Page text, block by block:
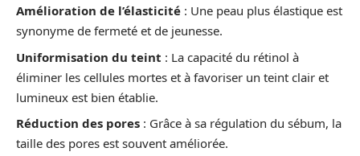
Amélioration de l’élasticité : Une peau plus élastique est
synonyme de fermeté et de jeunesse.
Uniformisation du teint : La capacité du rétinol à
éliminer les cellules mortes et à favoriser un teint clair et
lumineux est bien établie.
Réduction des pores : Grâce à sa régulation du sébum, la
taille des pores est souvent améliorée.